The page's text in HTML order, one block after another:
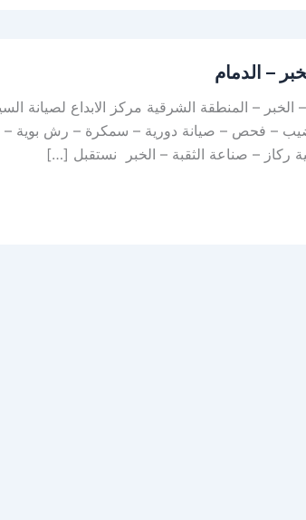
– الدمام
– المنطقة الشرقية مركز الابداع لصيانة
– فحص – صيانة دورية – سمكرة – رش بوية –